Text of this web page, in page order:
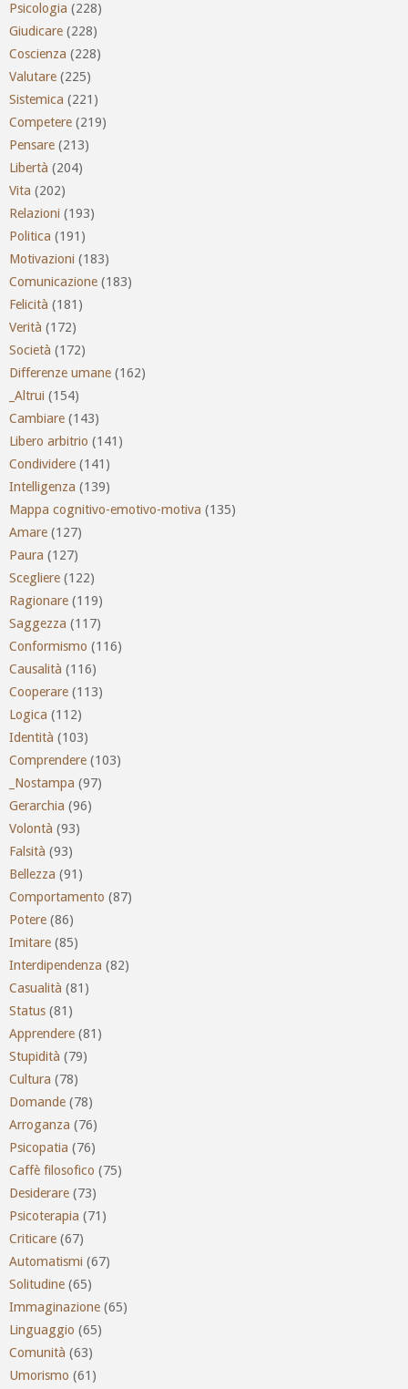
Psicologia (228)
Giudicare (228)
Coscienza (228)
Valutare (225)
Sistemica (221)
Competere (219)
Pensare (213)
Libertà (204)
Vita (202)
Relazioni (193)
Politica (191)
Motivazioni (183)
Comunicazione (183)
Felicità (181)
Verità (172)
Società (172)
Differenze umane (162)
_Altrui (154)
Cambiare (143)
Libero arbitrio (141)
Condividere (141)
Intelligenza (139)
Mappa cognitivo-emotivo-motiva (135)
Amare (127)
Paura (127)
Scegliere (122)
Ragionare (119)
Saggezza (117)
Conformismo (116)
Causalità (116)
Cooperare (113)
Logica (112)
Identità (103)
Comprendere (103)
_Nostampa (97)
Gerarchia (96)
Volontà (93)
Falsità (93)
Bellezza (91)
Comportamento (87)
Potere (86)
Imitare (85)
Interdipendenza (82)
Casualità (81)
Status (81)
Apprendere (81)
Stupidità (79)
Cultura (78)
Domande (78)
Arroganza (76)
Psicopatia (76)
Caffè filosofico (75)
Desiderare (73)
Psicoterapia (71)
Criticare (67)
Automatismi (67)
Solitudine (65)
Immaginazione (65)
Linguaggio (65)
Comunità (63)
Umorismo (61)